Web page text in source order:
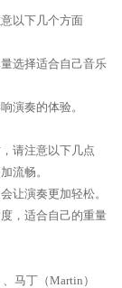
以下几个方面
选择适合自己音乐
演奏的体验。
请注意以下几点
流畅。
让演奏更加轻松。
，适合自己的重量
马丁（Martin）